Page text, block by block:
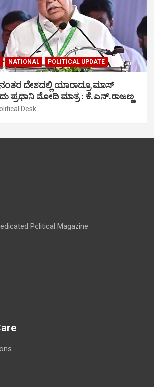
NATIONAL POLITICAL UPDATE
ದೇಶದಲ್ಲಿ ಯಾರಾದ್ರೂ ಮಾಸ್
ಪ್ರಧಾನಿ ಮೋದಿ ಮಾತ್ರ : ಕೆ.ಎನ್.ರಾಜಣ್ಣ
Desk
Political Magazine